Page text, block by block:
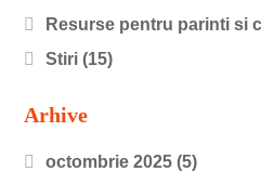
Resurse pentru parinti si
Stiri (15)
Arhive
octombrie 2025 (5)